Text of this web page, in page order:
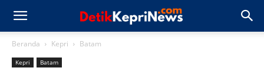
Beranda Kepri Batam
Kepri Batam